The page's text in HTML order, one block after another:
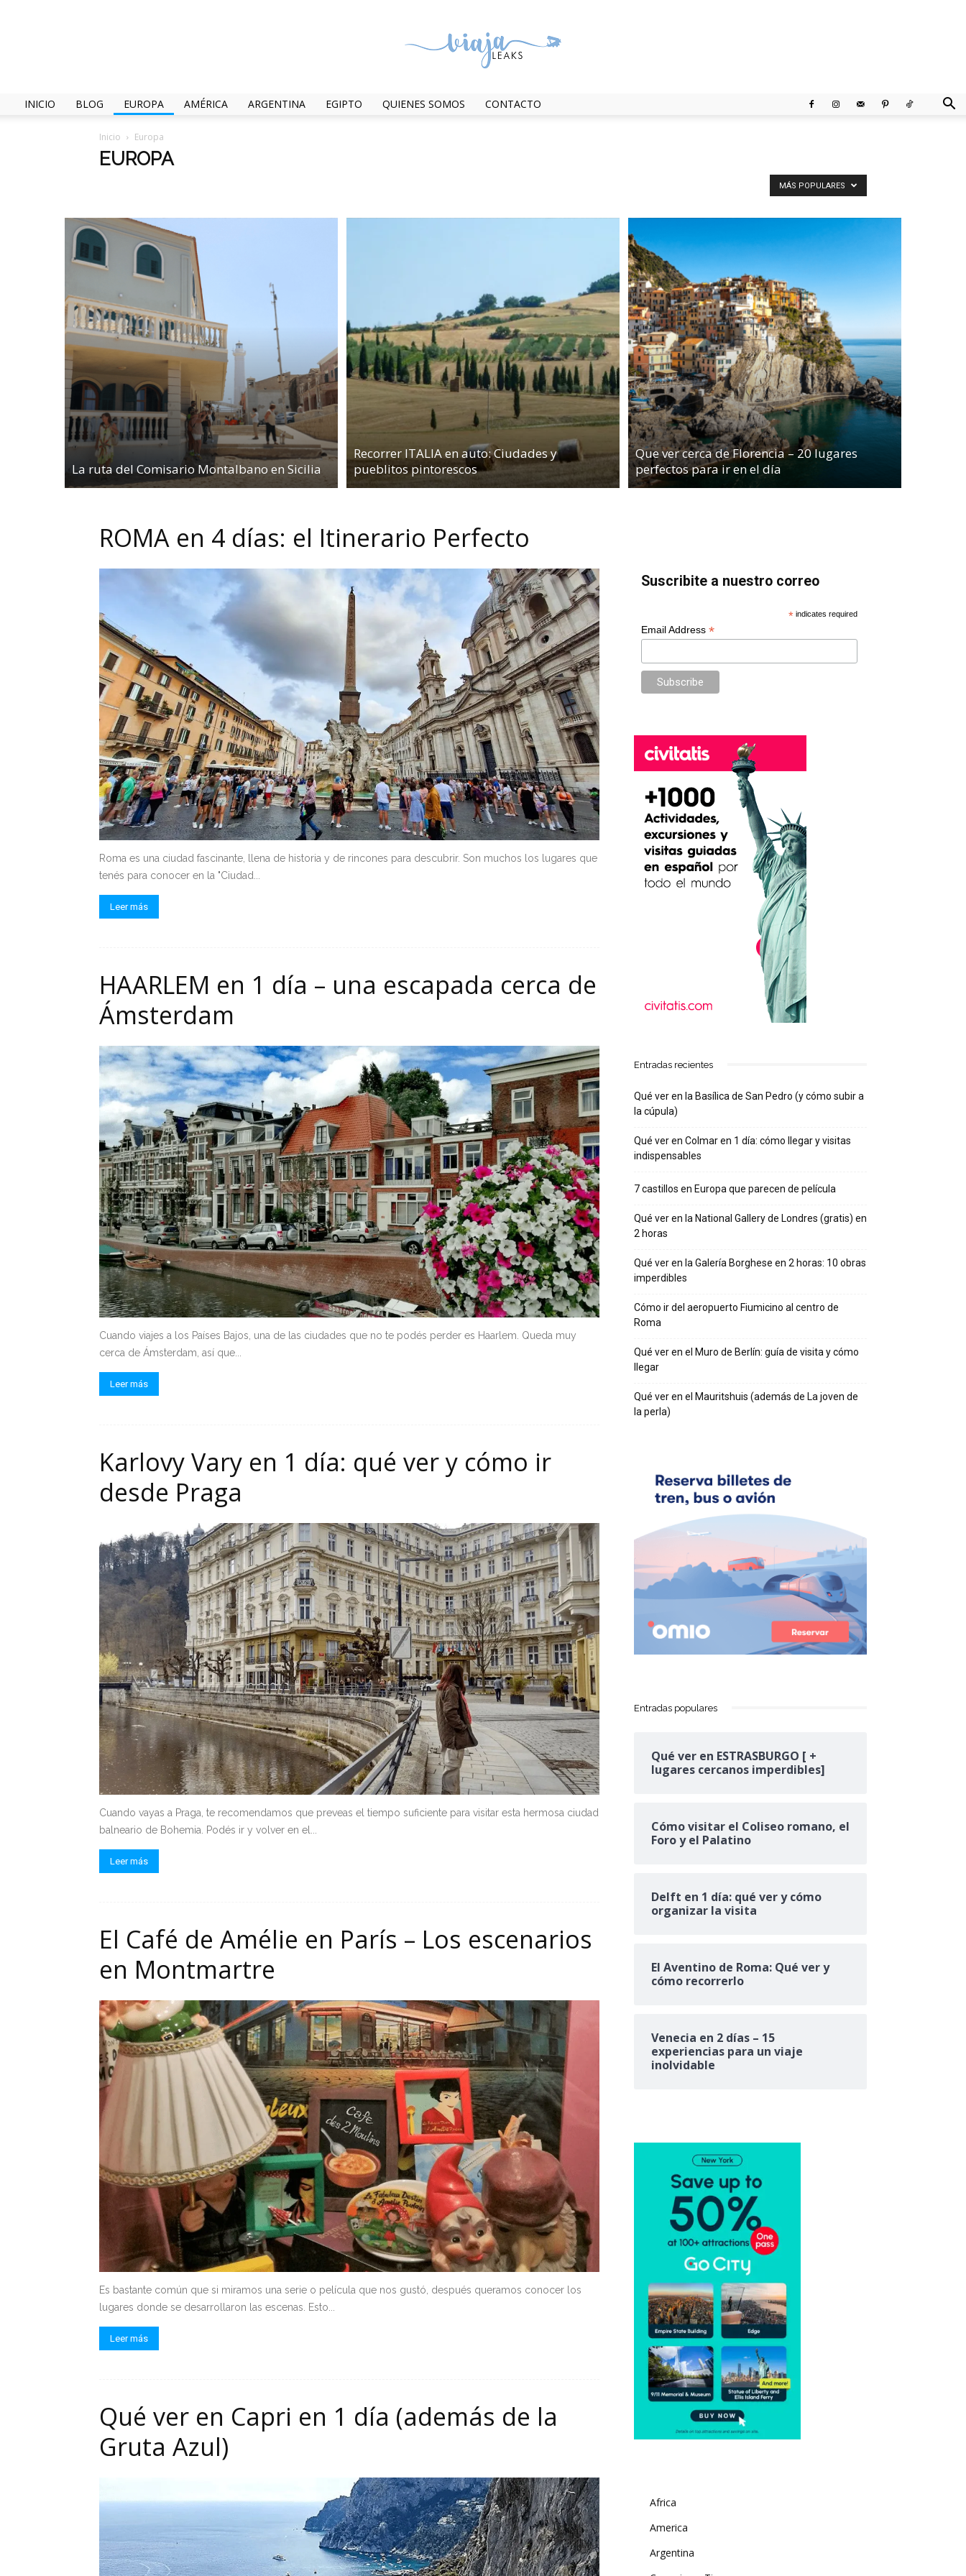
INICIO BLOG EUROPA AMÉRICA ARGENTINA EGIPTO QUIENES SOMOS CONTACTO
Inicio Europa
EUROPA
MÁS POPULARES
La ruta del Comisario Montalbano en Sicilia
Recorrer ITALIA en auto: Ciudades y
pueblitos pintorescos
Que ver cerca de Florencia – 20 lugares
perfectos para ir en el día
ROMA en 4 días: el Itinerario Perfecto
Roma es una ciudad fascinante, llena de historia y de rincones para descubrir. Son muchos los lugares que
tenés para conocer en la "Ciudad...
Leer más
HAARLEM en 1 día – una escapada cerca de
Ámsterdam
Cuando viajes a los Países Bajos, una de las ciudades que no te podés perder es Haarlem. Queda muy
cerca de Ámsterdam, así que...
Leer más
Karlovy Vary en 1 día: qué ver y cómo ir
desde Praga
Cuando vayas a Praga, te recomendamos que preveas el tiempo suficiente para visitar esta hermosa ciudad
balneario de Bohemia. Podés ir y volver en el...
Leer más
El Café de Amélie en París – Los escenarios
en Montmartre
Es bastante común que si miramos una serie o película que nos gustó, después queramos conocer los
lugares donde se desarrollaron las escenas. Esto...
Leer más
Qué ver en Capri en 1 día (además de la
Gruta Azul)
Suscribite a nuestro correo
* indicates required
Email Address *
Entradas recientes
Qué ver en la Basílica de San Pedro (y cómo subir a
la cúpula)
Qué ver en Colmar en 1 día: cómo llegar y visitas
indispensables
7 castillos en Europa que parecen de película
Qué ver en la National Gallery de Londres (gratis) en
2 horas
Qué ver en la Galería Borghese en 2 horas: 10 obras
imperdibles
Cómo ir del aeropuerto Fiumicino al centro de
Roma
Qué ver en el Muro de Berlín: guía de visita y cómo
llegar
Qué ver en el Mauritshuis (además de La joven de
la perla)
Entradas populares
Qué ver en ESTRASBURGO [ +
lugares cercanos imperdibles]
Cómo visitar el Coliseo romano, el
Foro y el Palatino
Delft en 1 día: qué ver y cómo
organizar la visita
El Aventino de Roma: Qué ver y
cómo recorrerlo
Venecia en 2 días – 15
experiencias para un viaje
inolvidable
Africa
America
Argentina